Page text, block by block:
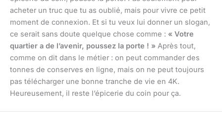
acheter un truc que tu as oublié, mais pour vivre ce petit
moment de connexion. Et si tu veux lui donner un slogan,
ce serait sans doute quelque chose comme : « Votre
quartier a de l’avenir, poussez la porte ! » Après tout,
comme on dit dans le métier : on peut commander des
tonnes de conserves en ligne, mais on ne peut toujours
pas télécharger une bonne tranche de vie en 4K.
Heureusement, il reste l’épicerie du coin pour ça.